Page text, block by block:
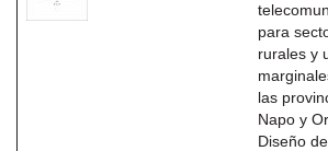
para
rurales y
las
Napo y
Diseño